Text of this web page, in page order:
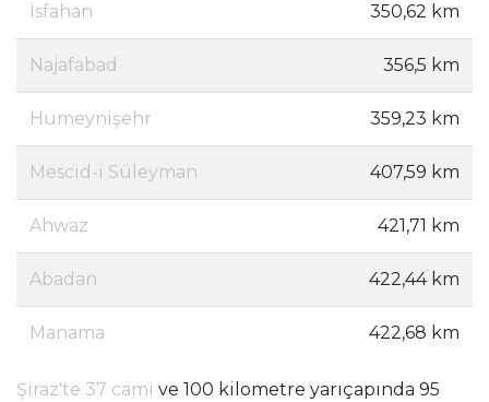
İsfahan 350,62 km
Najafabad 356,5 km
Humeynişehr 359,23 km
Mescid-i Süleyman 407,59 km
Ahwaz 421,71 km
Abadan 422,44 km
Manama 422,68 km
Şiraz'te 37 cami ve 100 kilometre yarıçapında 95